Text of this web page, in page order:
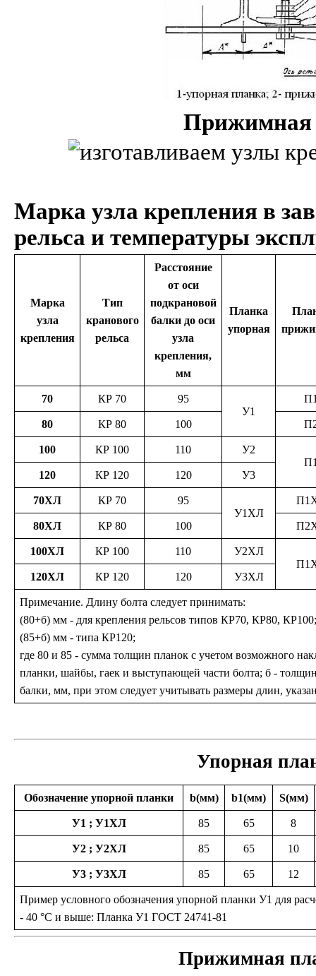
Прижимная
Марка узла крепления в
рельса и температуры
Марка
узла
крепления
Тип
кранового
рельса
Расстояние
от оси
подкрановой
балки до оси
узла
крепления,
мм
Планка
упорная
70 КР 70
95
У1
80 КР 80 100
100 КР 100 110
У2
120
КР 120 120 У3
70ХЛ КР 70
95
У1ХЛ
80ХЛ КР 80 100
100ХЛ КР 100 110
У2ХЛ
120ХЛ
КР 120 120 У3ХЛ
Примечание. Длину болта следует принимать:
(80+б) мм - для крепления рельсов типов КР70, КР80,
(85+б) мм - типа КР120;
где 80 и 85 - сумма толщин планок с учетом возможного
планки, шайбы, гаек и выступающей части болта; б -
балки, мм, при этом следует учитывать размеры длин,
Упорная
Обозначение упорной планки b(мм) b1(мм) S(мм)
У1 ; У1ХЛ 85 65 8
У2 ; У2ХЛ 85 65 10
У3 ; У3ХЛ 85 65 12
Пример условного обозначения упорной планки У1 для
- 40 °С и выше: Планка У1 ГОСТ 24741-81
Прижимная